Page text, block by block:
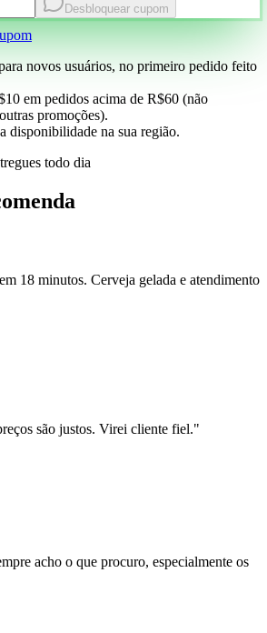
Desbloquear cupom
novos usuários, no primeiro pedido feito
em pedidos acima de R$60 (não
promoções).
disponibilidade na sua região.
todo dia
18 minutos. Cerveja gelada e atendimento
são justos. Virei cliente fiel."
acho o que procuro, especialmente os